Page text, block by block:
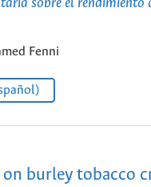
sobre el
Fenni
burley tobacco